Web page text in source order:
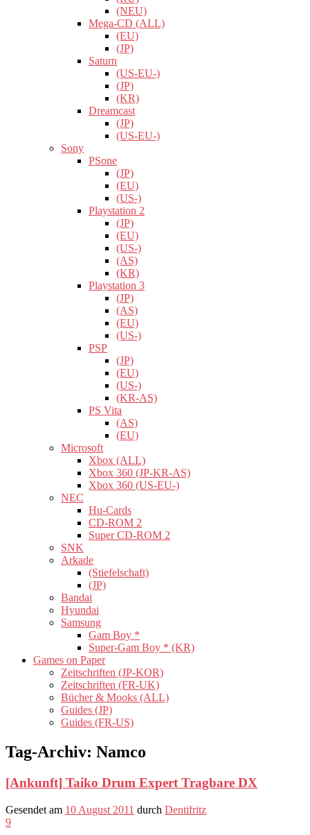
(NEU)
Mega-CD (ALL)
(EU)
(JP)
Saturn
(US-EU-)
(JP)
(KR)
Dreamcast
(JP)
(US-EU-)
Sony
PSone
(JP)
(EU)
(US-)
Playstation 2
(JP)
(EU)
(US-)
(AS)
(KR)
Playstation 3
(JP)
(AS)
(EU)
(US-)
PSP
(JP)
(EU)
(US-)
(KR-AS)
PS Vita
(AS)
(EU)
Microsoft
Xbox (ALL)
Xbox 360 (JP-KR-AS)
Xbox 360 (US-EU-)
NEC
Hu-Cards
CD-ROM 2
Super CD-ROM 2
SNK
Arkade
(Stiefelschaft)
(JP)
Bandai
Hyundai
Samsung
Gam Boy *
Super-Gam Boy * (KR)
Games on Paper
Zeitschriften (JP-KOR)
Zeitschriften (FR-UK)
Bücher & Mooks (ALL)
Guides (JP)
Guides (FR-US)
Tag-Archiv: Namco
[Ankunft] Taiko Drum Expert Tragbare DX
Gesendet am 10 August 2011 durch Dentifritz
9